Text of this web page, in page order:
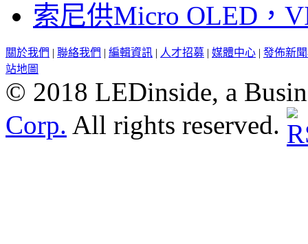
索尼供Micro OLED，
關於我們 | 聯絡我們 | 編輯資訊 | 人才招募 | 媒體中心 | 發佈新
站地圖
© 2018 LEDinside, a
Corp. All rights reserved.